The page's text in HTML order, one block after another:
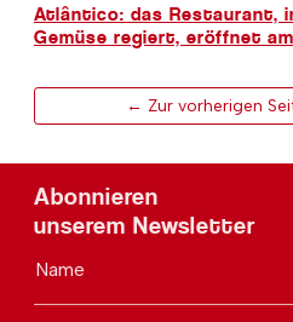
Atlântico: das Restaurant,
Gemüse regiert, eröffnet am
← Zur vorherigen
Abonnieren
unserem Newsletter
Name